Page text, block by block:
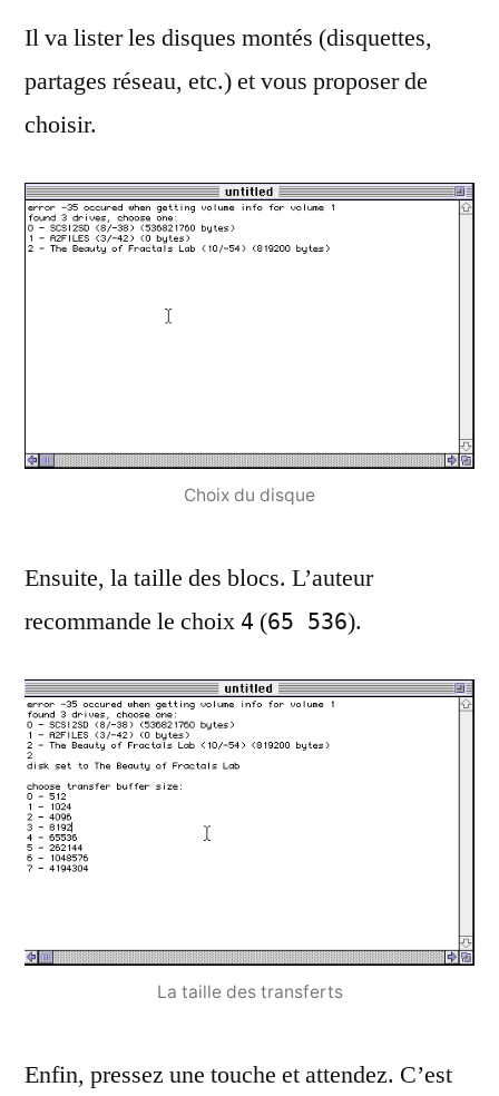
Il va lister les disques montés (disquettes,
partages réseau, etc.) et vous proposer de
choisir.
Choix du disque
Ensuite, la taille des blocs. L’auteur
recommande le choix 4 (65 536).
La taille des transferts
Enfin, pressez une touche et attendez. C’est